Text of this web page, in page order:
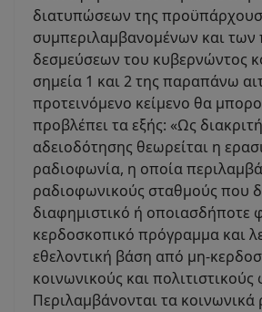
διατυπώσεων της
συμπεριλαμβανομένων και των
δεσμεύσεων του κυβερνώντος
σημεία 1 και 2 της παραπάνω
προτεινόμενο κείμενο θα
προβλέπει τα εξής: «Ως
αδειοδότησης θεωρείται η
ραδιοφωνία, η οποία
ραδιοφωνικούς σταθμούς που
διαφημιστικό ή οποιασδήποτε
κερδοσκοπικό πρόγραμμα και
εθελοντική βάση από μη-
κοινωνικούς και πολιτιστικούς
Περιλαμβάνονται τα